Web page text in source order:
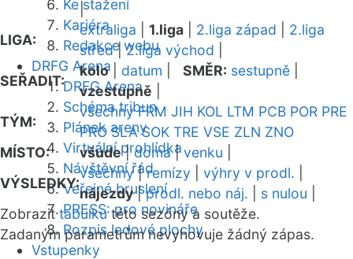
Ke stažení
Kariéra
Redakce webu
DRFG Arena
DRFG Arena
Schéma tribun
Plánek areny
Virtuální prohlídka
Návštěvní řád
Veřejné bruslení
PRESS: pro novináře
Rozpis ledové plochy
Vstupenky
|
LIGA:
extraliga 1.liga 2.liga západ
2.liga
střed|2.liga východ
SEŘADIT:
kolo| datum SMĚR: sestupně
vzestupně
TÝM:
všechny FRM JIH KOL LTM PCB POR PRE
PRO SLA SOK TRE VSE ZLN ZNO
MÍSTO:
všude|doma|venku
VÝSLEDKY:
všechny|remízy výhry v prodl.
nájezdy|prodl. nebo náj. s nulou
Zobrazittabulkutéto sezóny a soutěže.
Zadaným parametrům nevyhovuje žádný zápas.